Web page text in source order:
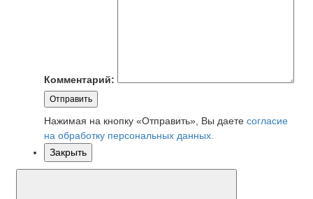
Комментарий:
Отправить
Нажимая на кнопку «Отправить», Вы даете согласие
на обработку персональных данных.
Закрыть